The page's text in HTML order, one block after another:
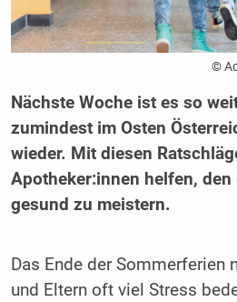
©
Nächste Woche ist es so
zumindest im Osten
wieder. Mit diesen
Apotheker:innen helfen, den
gesund zu meistern.
Das Ende der Sommerferien
und Eltern oft viel Stress